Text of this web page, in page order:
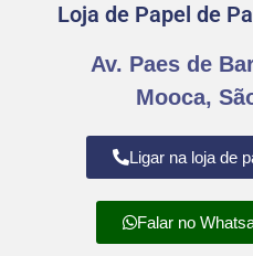
Loja de Papel de
Av. Paes de
Mooca,
Ligar na loja de
Falar no